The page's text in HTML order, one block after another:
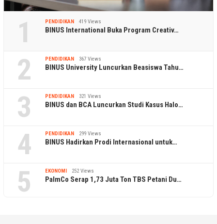
1 PENDIDIKAN 419 Views
BINUS International Buka Program Creativ…
2 PENDIDIKAN 367 Views
BINUS University Luncurkan Beasiswa Tahu…
3 PENDIDIKAN 321 Views
BINUS dan BCA Luncurkan Studi Kasus Halo…
4 PENDIDIKAN 299 Views
BINUS Hadirkan Prodi Internasional untuk…
5 EKONOMI 252 Views
PalmCo Serap 1,73 Juta Ton TBS Petani Du…